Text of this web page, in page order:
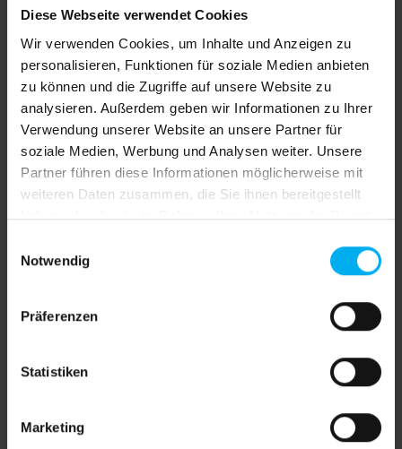
Diese Webseite verwendet Cookies
Wir verwenden Cookies, um Inhalte und Anzeigen zu
personalisieren, Funktionen für soziale Medien anbieten
zu können und die Zugriffe auf unsere Website zu
analysieren. Außerdem geben wir Informationen zu Ihrer
Verwendung unserer Website an unsere Partner für
soziale Medien, Werbung und Analysen weiter. Unsere
Partner führen diese Informationen möglicherweise mit
weiteren Daten zusammen, die Sie ihnen bereitgestellt
haben oder die sie im Rahmen Ihrer Nutzung der Dienste
Notwendig
Präferenzen
Statistiken
Marketing
Jetzt bestellen und bis Mittwoch, 12. August Ihre
Lieferung erhalten!
Deutschland 4 Werktage, EU Länder plus 1-2
Werktage, Schweiz plus 2-3 Werktage
Formatauswählen
85cm x 200cm
85cm x 225cm
85cm x 250cm
100cm x 100cm
100cm x 200cm
100cm x 225cm
200cm x 225cm
Produkt Anzahl: Gib den gewünschten
Produktnummer: